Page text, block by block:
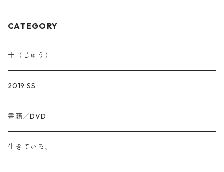
CATEGORY
十（じゅう）
2019 SS
書籍／DVD
生きている、